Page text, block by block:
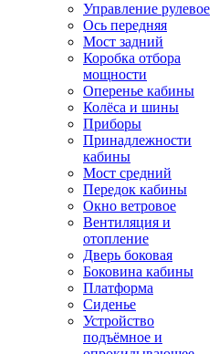
Управление рулевое
Ось передняя
Мост задний
Коробка отбора
мощности
Оперенье кабины
Колёса и шины
Приборы
Принадлежности
кабины
Мост средний
Передок кабины
Окно ветровое
Вентиляция и
отопление
Дверь боковая
Боковина кабины
Платформа
Сиденье
Устройство
подъёмное и